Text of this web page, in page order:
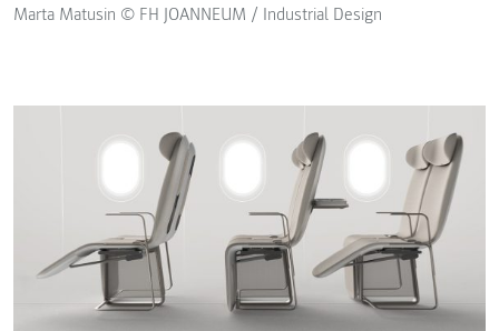
Marta Matusin © FH JOANNEUM / Industrial Design